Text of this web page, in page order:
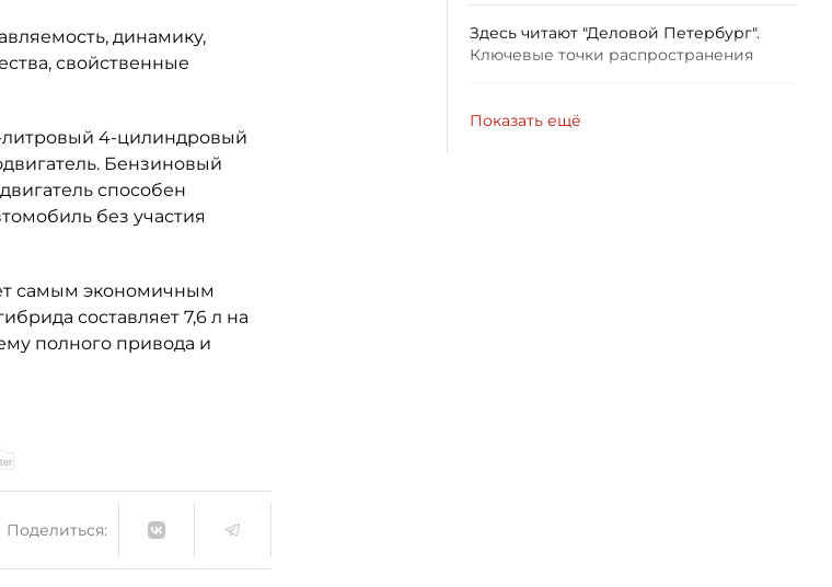
динамику,
свойственные
литровый 4-цилиндровый
Бензиновый
способен
без участия
самым экономичным
составляет 7,6 л на
полного привода и
Здесь читают "Деловой Петербург".
Ключевые точки распространения
Показать ещё
Поделиться: